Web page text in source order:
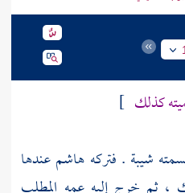
كذلك ]
شيبة . فتركه هاشمعندها